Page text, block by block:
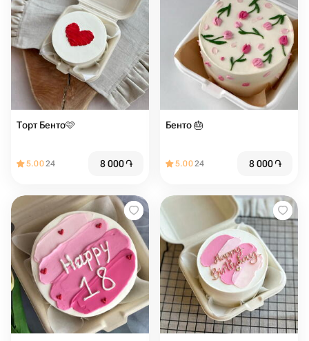
Торт Бенто🩷
5.0024 8 000֏
Бенто 🎂
5.0024 8 000֏